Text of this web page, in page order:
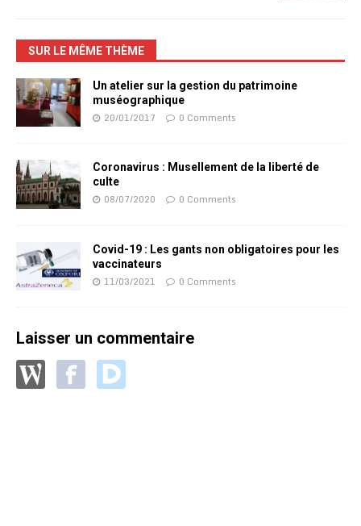
SUR LE MÊME THÈME
Un atelier sur la gestion du patrimoine
muséographique
20/01/2017 0 Comments
Coronavirus : Musellement de la liberté de
culte
08/07/2020 0 Comments
Covid-19 : Les gants non obligatoires pour les
vaccinateurs
11/03/2021 0 Comments
Laisser un commentaire